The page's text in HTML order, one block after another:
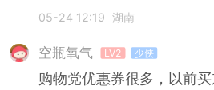
05-24 12:19 湖南
空瓶氧气 LV2 少侠
购物党优惠券很多，以前